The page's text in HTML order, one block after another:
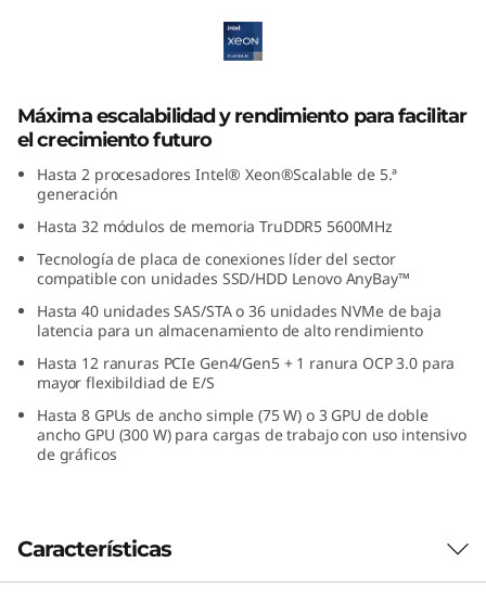
Máxima escalabilidad y rendimiento para facilitar
el crecimiento futuro
Hasta 2 procesadores Intel® Xeon®Scalable de 5.ª
generación
Hasta 32 módulos de memoria TruDDR5 5600MHz
Tecnología de placa de conexiones líder del sector
compatible con unidades SSD/HDD Lenovo AnyBay™
Hasta 40 unidades SAS/STA o 36 unidades NVMe de baja
latencia para un almacenamiento de alto rendimiento
Hasta 12 ranuras PCIe Gen4/Gen5 + 1 ranura OCP 3.0 para
mayor flexibildiad de E/S
Hasta 8 GPUs de ancho simple (75 W) o 3 GPU de doble
ancho GPU (300 W) para cargas de trabajo con uso intensivo
de gráficos
Características